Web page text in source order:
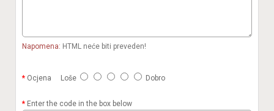
Napomena: HTML neće biti preveden!
Ocjena Loše Dobro
Enter the code in the box below